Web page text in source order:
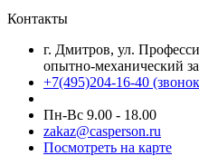
Контакты
г. Дмитров, ул.
опытно-механический
+7(495)204-16-40
Пн-Вс 9.00 - 18.00
zakaz@casperson.ru
Посмотреть на карте